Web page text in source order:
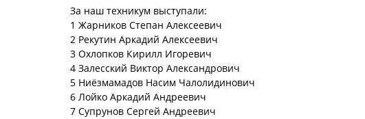
За наш техникум выступали:
1 Жарников Степан Алексеевич
2 Рекутин Аркадий Алексеевич
3 Охлопков Кирилл Игоревич
4 Залесский Виктор Александрович
5 Ниёзмамадов Насим Чалолидинович
6 Лойко Аркадий Андреевич
7 Супрунов Сергей Андреевич